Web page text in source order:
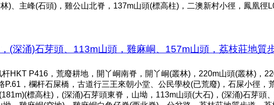
)、主峰(石頭)，雞公山北脊，137m山頭(標高柱)，二澳新村小徑，鳳凰徑
(深涌)石芽頭、113m山頭，雞麻峒、157m山頭，荔枝莊地質
HKT P416，荒廢耕地，開丫峒南脊，開丫峒(叢林)，220m山頭(叢林)，
，欄杆石屎橋，古道行三王來朝小堂、公民學校(已荒廢)，石屎小徑，
標高柱)，(深涌)石芽頭東脊，山坳，113m山頭(大石)，(深涌)石芽頭